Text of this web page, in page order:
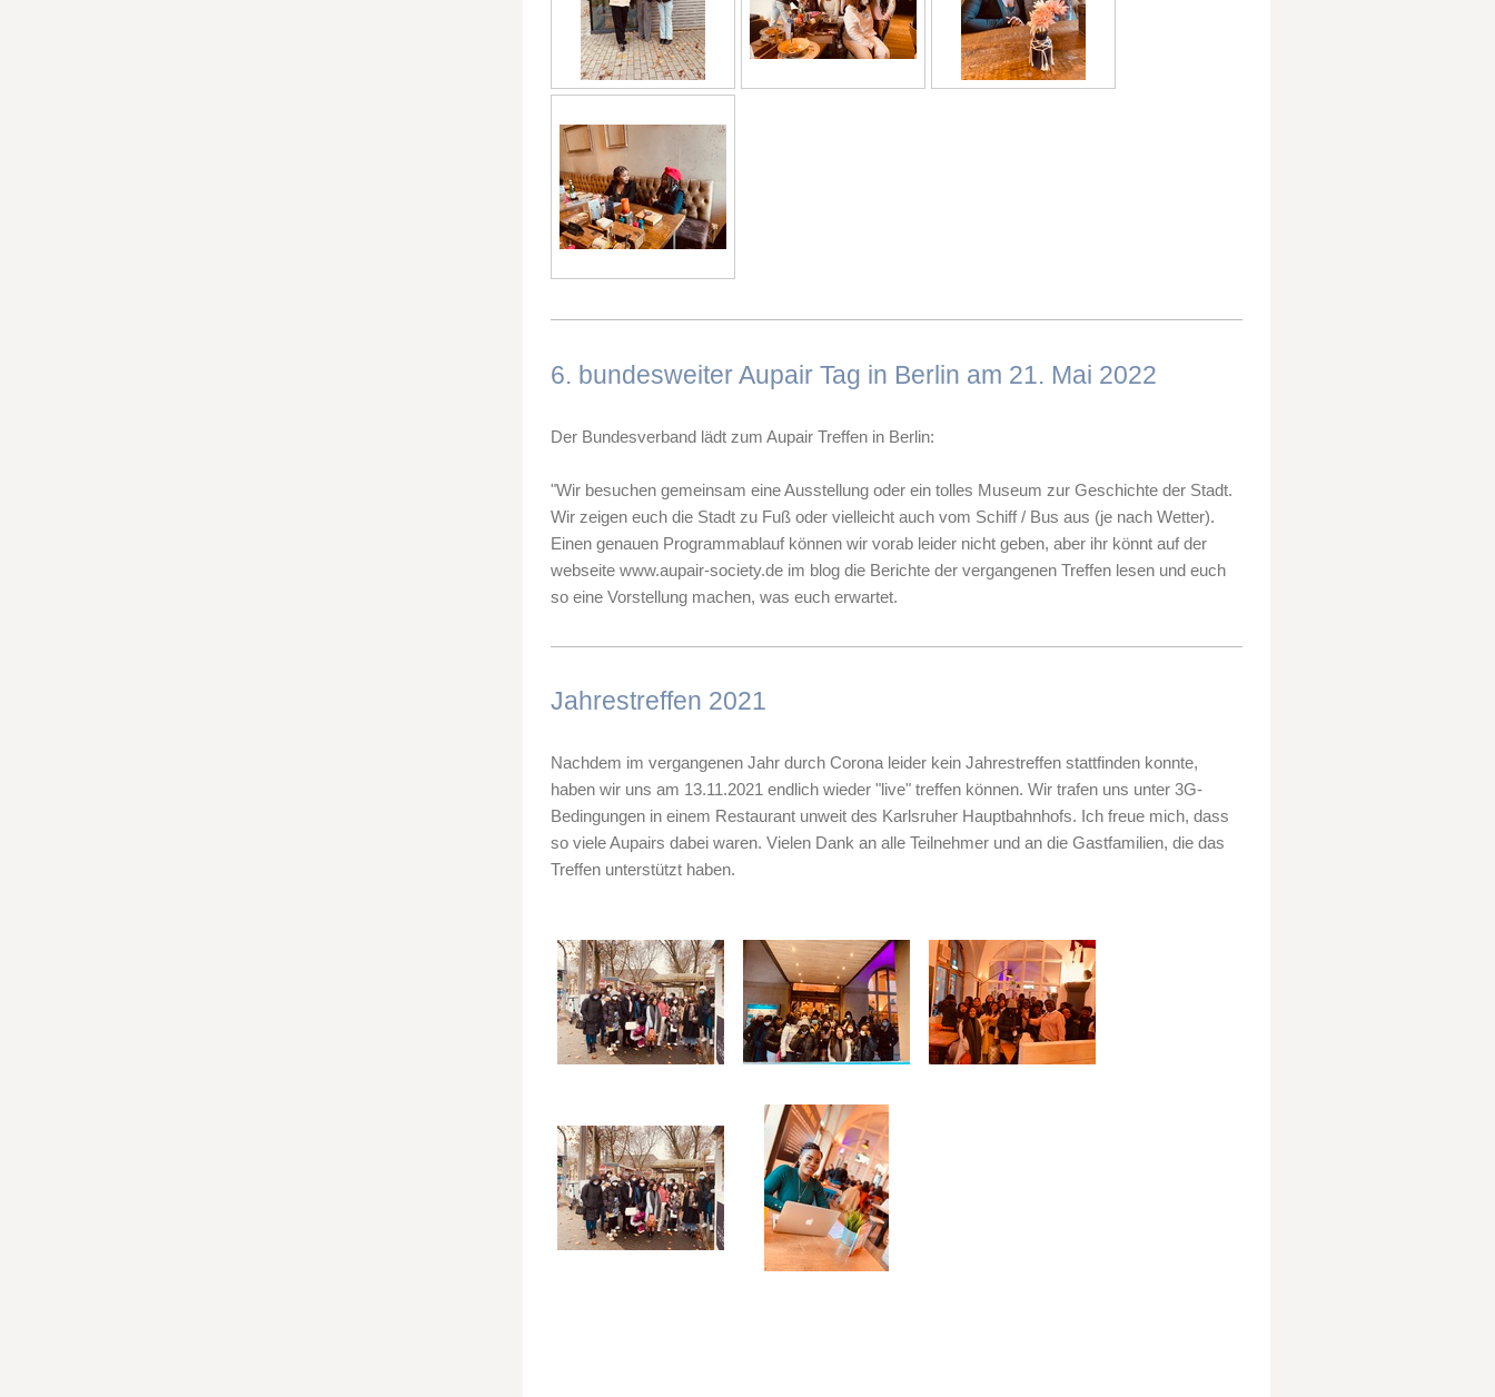
6. bundesweiter Aupair Tag in Berlin am 21. Mai 2022
Der Bundesverband lädt zum Aupair Treffen in Berlin:
"Wir besuchen gemeinsam eine Ausstellung oder ein tolles Museum zur Geschichte der Stadt.
Wir zeigen euch die Stadt zu Fuß oder vielleicht auch vom Schiff / Bus aus (je nach Wetter).
Einen genauen Programmablauf können wir vorab leider nicht geben, aber ihr könnt auf der
webseite www.aupair-society.de im blog die Berichte der vergangenen Treffen lesen und euch
so eine Vorstellung machen, was euch erwartet.
Jahrestreffen 2021
Nachdem im vergangenen Jahr durch Corona leider kein Jahrestreffen stattfinden konnte,
haben wir uns am 13.11.2021 endlich wieder "live" treffen können. Wir trafen uns unter 3G-
Bedingungen in einem Restaurant unweit des Karlsruher Hauptbahnhofs. Ich freue mich, dass
so viele Aupairs dabei waren. Vielen Dank an alle Teilnehmer und an die Gastfamilien, die das
Treffen unterstützt haben.